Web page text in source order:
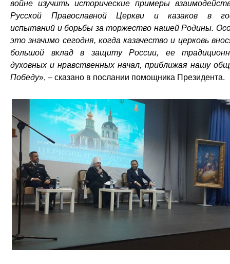
войне изучить исторические примеры
Русской Православной Церкви и казаков в
испытаний и борьбы за торжество нашей Родины.
это значимо сегодня, когда казачество и церковь
большой вклад в защиту России, ее
духовных и нравственных начал, приближая нашу
Победу», – сказано в послании помощника Президента.